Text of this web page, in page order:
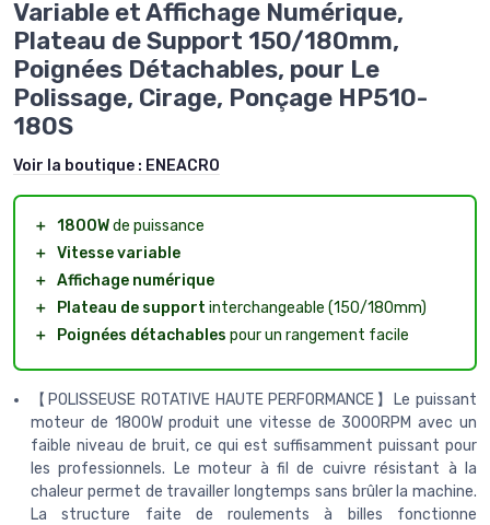
Variable et Affichage Numérique,
Plateau de Support 150/180mm,
Poignées Détachables, pour Le
Polissage, Cirage, Ponçage HP510-
180S
Voir la boutique : ENEACRO
＋ 1800Wde puissance
＋ Vitesse variable
＋ Affichage numérique
＋
Plateau de support interchangeable (150/180mm)
＋
Poignées détachables pour un rangement facile
【POLISSEUSE ROTATIVE HAUTE PERFORMANCE】Le puissant
moteur de 1800W produit une vitesse de 3000RPM avec un
faible niveau de bruit, ce qui est suffisamment puissant pour
les professionnels. Le moteur à fil de cuivre résistant à la
chaleur permet de travailler longtemps sans brûler la machine.
La structure faite de roulements à billes fonctionne